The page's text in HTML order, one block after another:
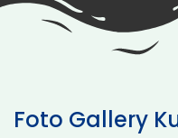
Foto Gallery